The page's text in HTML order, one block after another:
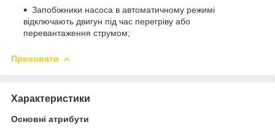
Запобіжники насоса в автоматичному режимі
відключають двигун під час перегріву або
перевантаження струмом;
Приховати
Характеристики
Основні атрибути